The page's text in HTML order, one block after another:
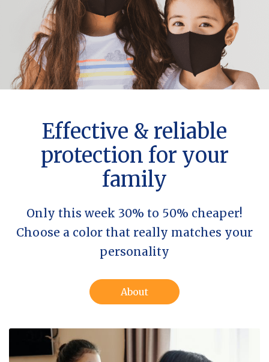
Effective & reliable
protection for your
family
Only this week 30% to 50% cheaper!
Choose a color that really matches your
personality
About